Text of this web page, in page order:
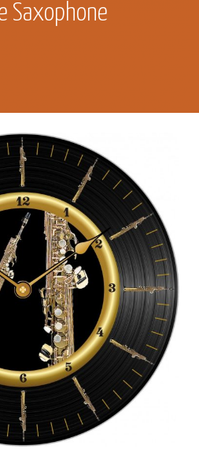
Saxophone